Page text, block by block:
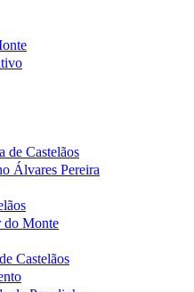
de Castelãos
Álvares Pereira
Monte
Castelãos